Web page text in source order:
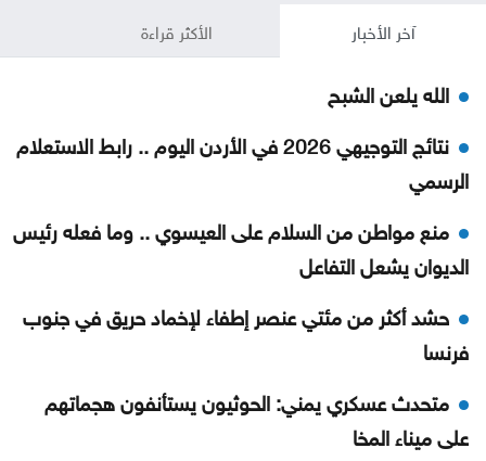
آخر الأخبار الأكثر قراءة
الله يلعن الشبح
نتائج التوجيهي 2026 في الأردن اليوم .. رابط الاستعلام
الرسمي
منع مواطن من السلام على العيسوي .. وما فعله رئيس
الديوان يشعل التفاعل
حشد أكثر من مئتي عنصر إطفاء لإخماد حريق في جنوب
فرنسا
متحدث عسكري يمني: الحوثيون يستأنفون هجماتهم
على ميناء المخا